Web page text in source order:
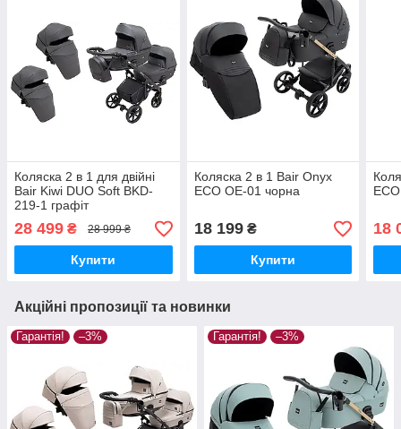
Коляска 2 в 1 для двійні
Bair Kiwi DUO Soft BKD-
219-1 графіт
28 499 ₴ 28 999 ₴
Купити
Коляска 2 в 1 Bair Onyx
ECO OE-01 чорна
18 199₴
Купити
18
Акційні пропозиції та новинки
Гарантія! –3% Гарантія! –3%